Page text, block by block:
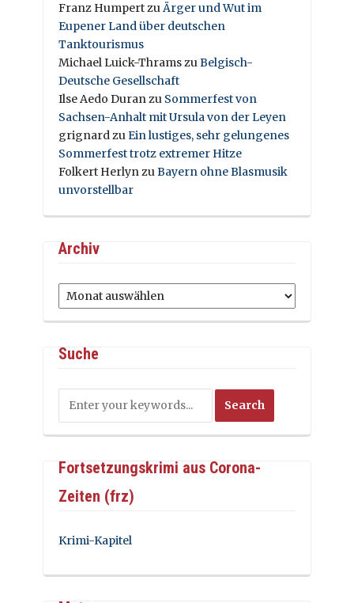
Franz HumpertzuÄrger und Wut im
Eupener Land über deutschen
Tanktourismus
Michael Luick-ThramszuBelgisch-
Deutsche Gesellschaft
Ilse Aedo Duranzu Sommerfest von
Sachsen-Anhalt mit Ursula von der Leyen
grignardzuEin lustiges, sehr gelungenes
Sommerfest trotz extremer Hitze
Folkert HerlynzuBayern ohne Blasmusik
unvorstellbar
Archiv
Archiv
Suche
Fortsetzungskrimi aus Corona-
Zeiten (frz)
Krimi-Kapitel